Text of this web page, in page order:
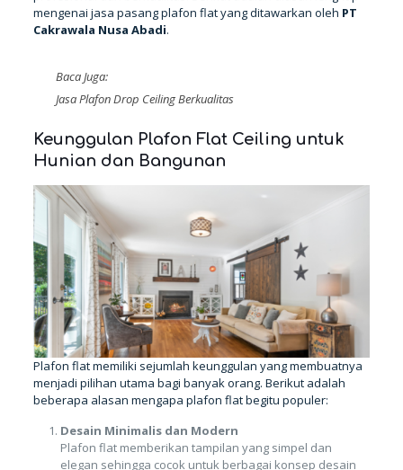
mengenai jasa pasang plafon flat yang ditawarkan oleh PT
Cakrawala Nusa Abadi.
Baca Juga:
Jasa Plafon Drop Ceiling Berkualitas
Keunggulan Plafon Flat Ceiling untuk
Hunian dan Bangunan
Plafon flat memiliki sejumlah keunggulan yang membuatnya
menjadi pilihan utama bagi banyak orang. Berikut adalah
beberapa alasan mengapa plafon flat begitu populer:
Desain Minimalis dan Modern
Plafon flat memberikan tampilan yang simpel dan
elegan sehingga cocok untuk berbagai konsep desain